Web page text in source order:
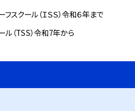
スクール（ＩＳＳ）令和６年まで
ル（TSS）令和7年から